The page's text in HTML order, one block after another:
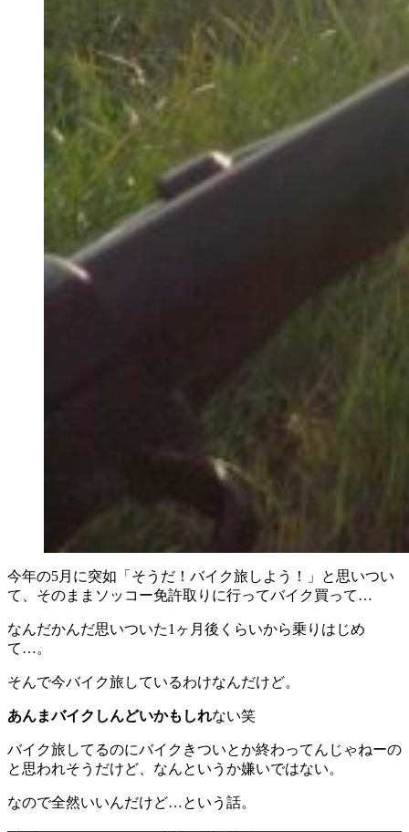
今年の5月に突如「そうだ！バイク旅しよう！」と思いつい
て、そのままソッコー免許取りに行ってバイク買って…
なんだかんだ思いついた1ヶ月後くらいから乗りはじめ
て…。
そんで今バイク旅しているわけなんだけど。
あんまバイクしんどいかもしれない笑
バイク旅してるのにバイクきついとか終わってんじゃねーの
と思われそうだけど、なんというか嫌いではない。
なので全然いいんだけど…という話。